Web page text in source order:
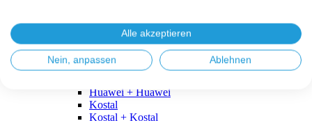
Fronius + BYD
GoodWe
GoodWe + GoodWe
GoodWe + BYD
Huawei + Huawei
Kostal
Kostal + Kostal
Alle akzeptieren
Nein, anpassen Ablehnen